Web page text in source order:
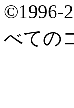
©1996-
べての